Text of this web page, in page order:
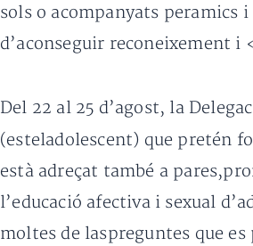
sols o acompanyats peramics
d’aconseguir reconeixement i
Del 22 al 25 d’agost, la
(esteladolescent) que pretén
està adreçat també a
l’educació afectiva i sexual
moltes de laspreguntes que